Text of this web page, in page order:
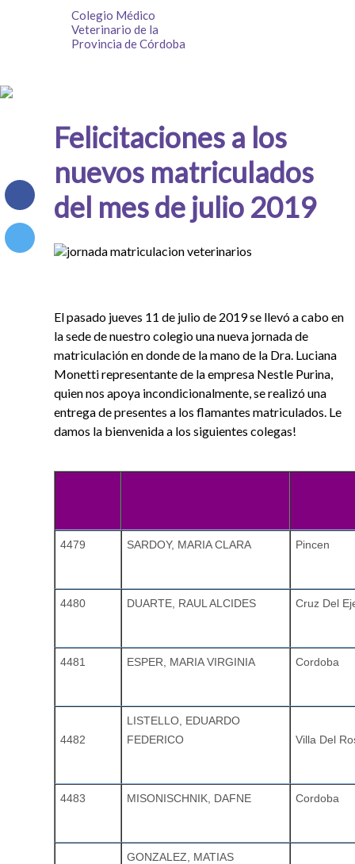
Colegio Médico
Veterinario de la
Provincia de Córdoba
Felicitaciones a los
nuevos matriculados
del mes de julio 2019
El pasado jueves 11 de julio de 2019 se llevó a cabo en
la sede de nuestro colegio una nueva jornada de
matriculación en donde de la mano de la Dra. Luciana
Monetti representante de la empresa Nestle Purina,
quien nos apoya incondicionalmente, se realizó una
entrega de presentes a los flamantes matriculados. Le
damos la bienvenida a los siguientes colegas!
4479 SARDOY, MARIA CLARA Pincen
4480 DUARTE, RAUL ALCIDES Cruz Del
4481 ESPER, MARIA VIRGINIA Cordoba
4482
LISTELLO, EDUARDO
FEDERICO
Villa Del
4483 MISONISCHNIK, DAFNE Cordoba
GONZALEZ, MATIAS